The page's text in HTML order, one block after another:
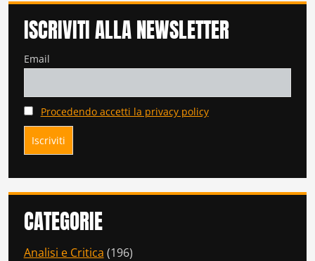
ISCRIVITI ALLA NEWSLETTER
Email
Procedendo accetti la privacy policy
CATEGORIE
Analisi e Critica (196)